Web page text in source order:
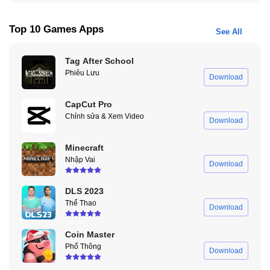
Hệ Thống Chiến Đấu Đa Dạng Theo Phe Phái Trong Shadow Fight 3
Sức Mạnh Shadow Đặc Trưng Và Đột Phá
Đây là linh hồn của series. Khi thanh năng lượng đầy, bạn có thể
kích hoạt trạng thái Shadow, đưa nhân vật về hình dáng bóng
Top 10 Games Apps See All
Tag After School
Phiêu Lưu Download
CapCut Pro
Chỉnh sửa & Xem Video Download
Minecraft
Nhập Vai Download
DLS 2023
Thể Thao Download
Coin Master
Phổ Thông Download